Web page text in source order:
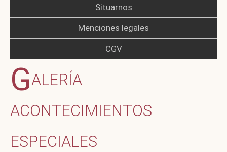
Situarnos
Menciones legales
CGV
GALERÍA
ACONTECIMIENTOS
ESPECIALES